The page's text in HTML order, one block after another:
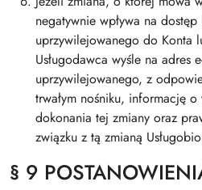
negatywnie wpływa na dostęp
uprzywilejowanego do Konta
Usługodawca wyśle na adres
uprzywilejowanego, z
trwałym nośniku, informację
dokonania tej zmiany oraz
związku z tą zmianą
§ 9